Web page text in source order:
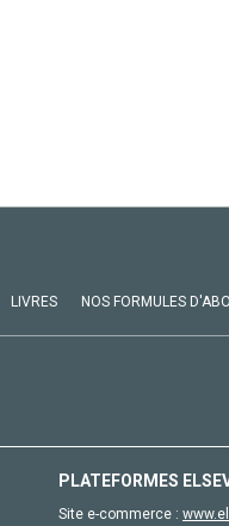
LIVRES NOS FORMULES
PLATEFORMES
Site e-commerce :